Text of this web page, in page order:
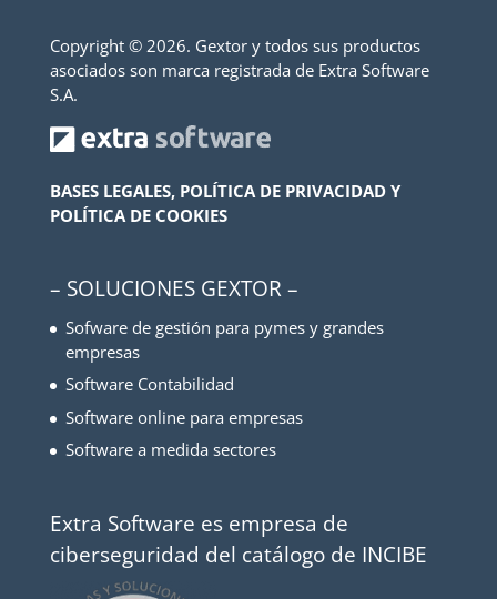
Copyright © 2026. Gextor y todos sus productos
asociados son marca registrada de Extra Software
S.A.
BASES LEGALES, POLÍTICA DE PRIVACIDAD Y
POLÍTICA DE COOKIES
– SOLUCIONES GEXTOR –
Sofware de gestión para pymes y grandes
empresas
Software Contabilidad
Software online para empresas
Software a medida sectores
Extra Software es empresa de
ciberseguridad del catálogo de INCIBE